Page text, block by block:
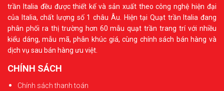
trần Italia đều được thiết kế và sản xuất theo công nghệ hiện đại
của Italia, chất lượng số 1 châu Âu. Hiện tại Quạt trần Italia đang
phân phối ra thị trường hơn 60 mẫu quạt trần trang trí với nhiều
kiểu dáng, mẫu mã, phân khúc giá, cùng chính sách bán hàng và
dịch vụ sau bán hàng ưu việt.
CHÍNH SÁCH
Chính sách thanh toán